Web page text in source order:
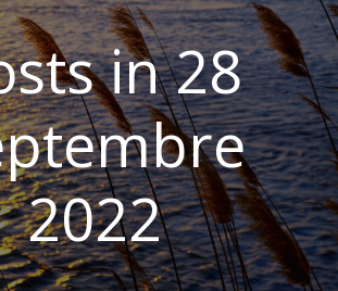
in 28
2022